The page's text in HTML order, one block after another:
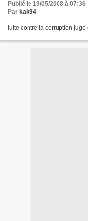
Publié le 19/05/2008 à 07:36
Par kak94
lutte contre la corruption